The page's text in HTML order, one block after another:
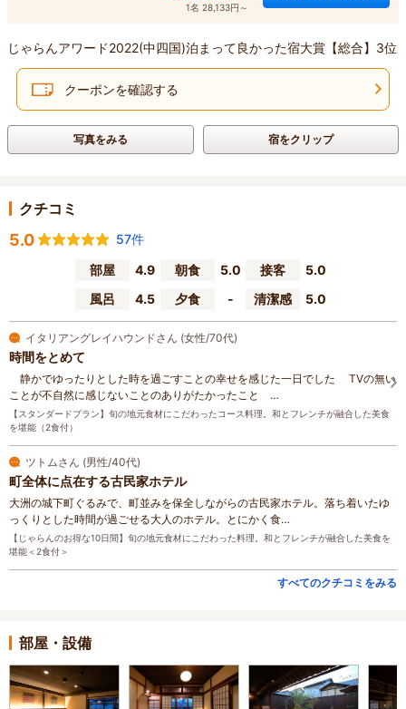
1名 28,133円～
じゃらんアワード2022(中四国)泊まって良かった宿大賞【総合】3位
クーポンを確認する
写真をみる 宿をクリップ
クチコミ
5.0
57件
部屋
4.9 朝食 5.0 接客
5.0
風呂
4.5 夕食 - 清潔感 5.0
イタリアングレイハウンドさん (女性/70代)
時間をとめて
静かでゆったりとした時を過ごすことの幸せを感じた一日でした TVの無い
ことが不自然に感じないことのありがたかったこと …
【スタンダードプラン】旬の地元食材にこだわったコース料理。和とフレンチが融合した美食
を堪能（2食付）
ツトムさん (男性/40代)
町全体に点在する古民家ホテル
大洲の城下町ぐるみで、町並みを保全しながらの古民家ホテル。落ち着いたゆ
っくりとした時間が過ごせる大人のホテル。とにかく食…
【じゃらんのお得な10日間】旬の地元食材にこだわった料理。和とフレンチが融合した美食を
堪能＜2食付＞
すべてのクチコミをみる
部屋・設備